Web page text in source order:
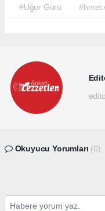
#Uğur Gürü
#hmet
Okuyucu Yorumları (0)